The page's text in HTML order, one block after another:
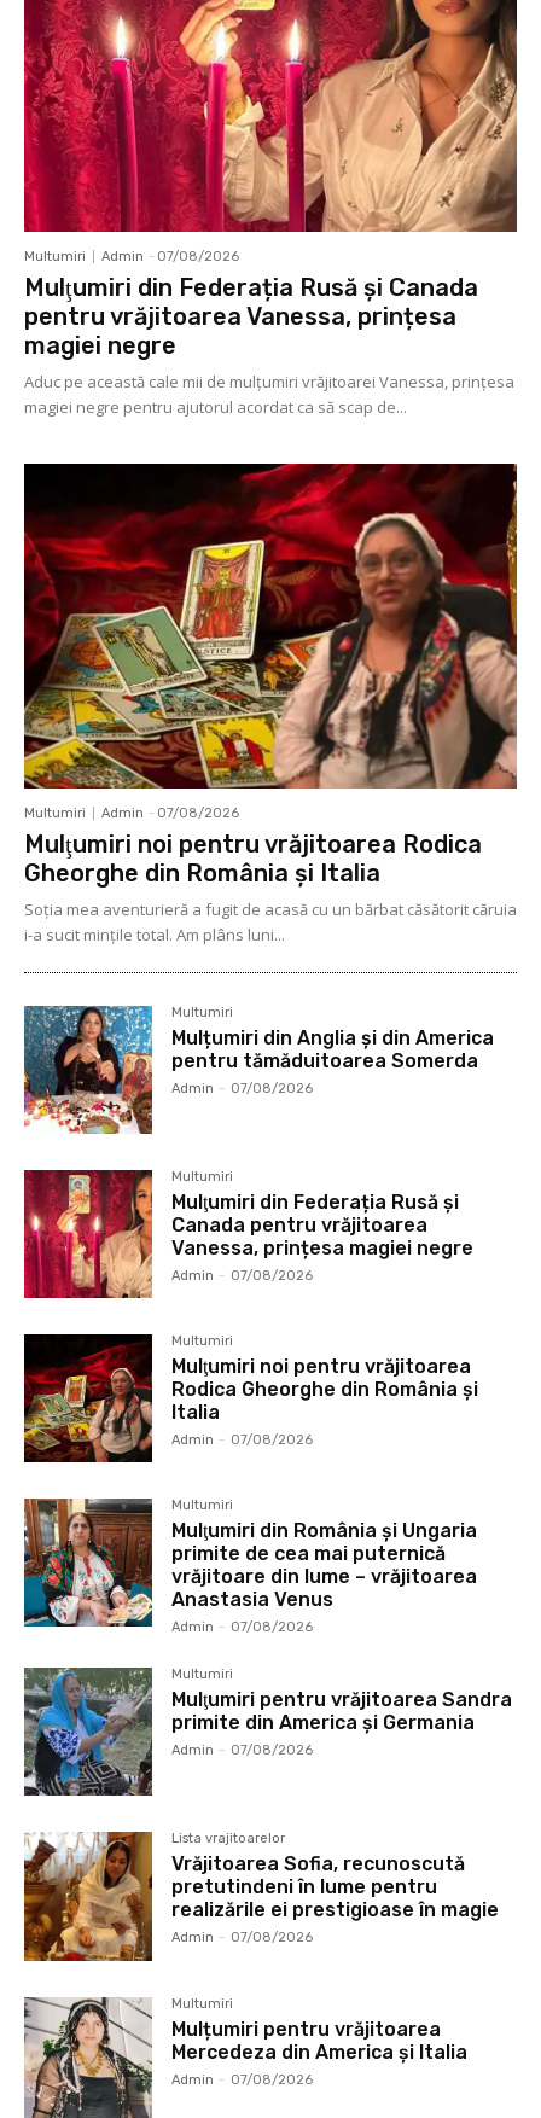
Multumiri Admin - 07/08/2026
Mulţumiri din Federația Rusă și Canada
pentru vrăjitoarea Vanessa, prințesa
magiei negre
Aduc pe această cale mii de mulţumiri vrăjitoarei Vanessa, prințesa
magiei negre pentru ajutorul acordat ca să scap de...
Multumiri Admin - 07/08/2026
Mulţumiri noi pentru vrăjitoarea Rodica
Gheorghe din România și Italia
Soţia mea aventurieră a fugit de acasă cu un bărbat căsătorit căruia
i-a sucit mințile total. Am plâns luni...
Multumiri
Mulțumiri din Anglia și din America
pentru tămăduitoarea Somerda
Admin - 07/08/2026
Multumiri
Mulţumiri din Federația Rusă și
Canada pentru vrăjitoarea
Vanessa, prințesa magiei negre
Admin - 07/08/2026
Multumiri
Mulţumiri noi pentru vrăjitoarea
Rodica Gheorghe din România și
Italia
Admin - 07/08/2026
Multumiri
Mulţumiri din România și Ungaria
primite de cea mai puternică
vrăjitoare din lume – vrăjitoarea
Anastasia Venus
Admin - 07/08/2026
Multumiri
Mulţumiri pentru vrăjitoarea Sandra
primite din America și Germania
Admin - 07/08/2026
Lista vrajitoarelor
Vrăjitoarea Sofia, recunoscută
pretutindeni în lume pentru
realizările ei prestigioase în magie
Admin - 07/08/2026
Multumiri
Mulțumiri pentru vrăjitoarea
Mercedeza din America și Italia
Admin - 07/08/2026